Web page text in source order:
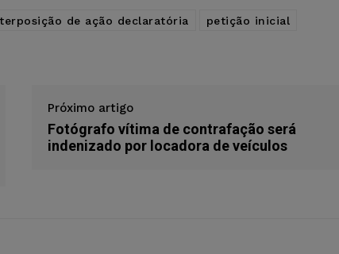
de ação declaratória
petição inicial
Próximo artigo
Fotógrafo vítima de contrafação será
indenizado por locadora de veículos